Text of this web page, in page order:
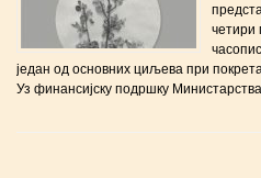
четири
један од основних циљева при
Уз финансијску подршку